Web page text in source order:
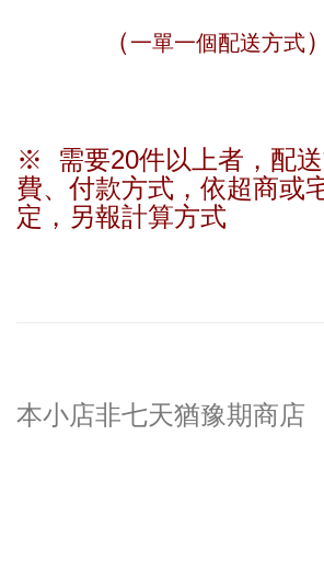
（一單一個配送方式）
※ 需要20件以上者，配
費、付款方式，依超商或
定，另報計算方式
本小店非七天猶豫期商店